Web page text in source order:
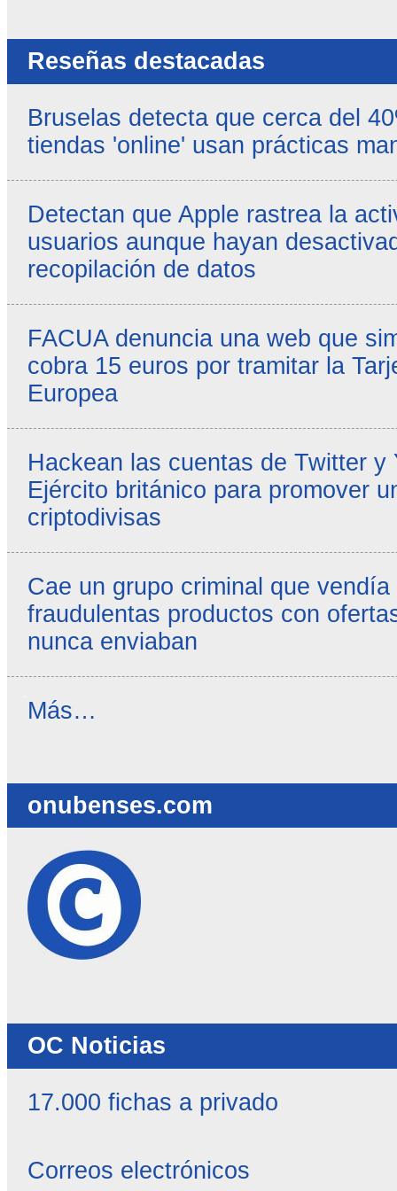
Reseñas destacadas
Bruselas detecta que cerca del
tiendas 'online' usan prácticas
Detectan que Apple rastrea la
usuarios aunque hayan
recopilación de datos
FACUA denuncia una web que
cobra 15 euros por tramitar la
Europea
Hackean las cuentas de Twitter y
Ejército británico para promover
criptodivisas
Cae un grupo criminal que
fraudulentas productos con
nunca enviaban
Reseñas
Más…
onubenses.com
OC Noticias
17.000 fichas a privado
Correos electrónicos